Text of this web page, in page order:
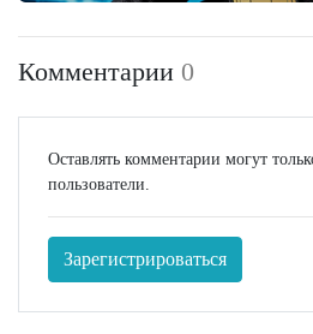
Комментарии 0
Оставлять комментарии могут
пользователи.
Зарегистрироваться